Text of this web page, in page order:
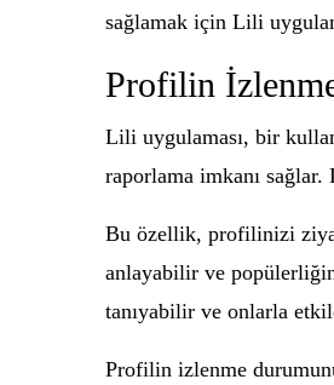
sağlamak için Lili
Profilin
Lili uygulaması, bir
raporlama imkanı
Bu özellik, profilinizi
anlayabilir ve
tanıyabilir ve onlarla
Profilin izlenme